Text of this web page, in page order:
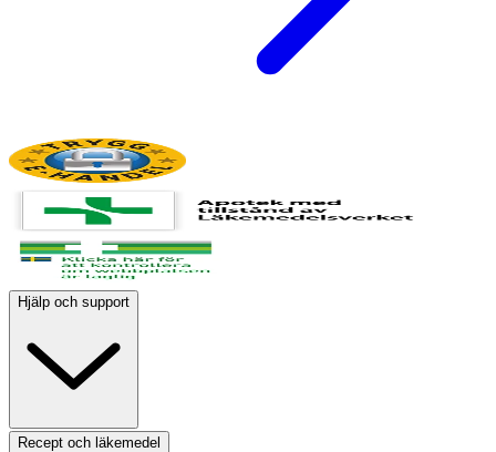
Hjälp och support
Recept och läkemedel